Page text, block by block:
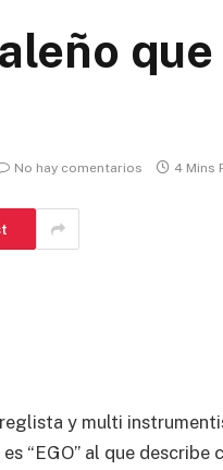
No hay comentarios 4 Mins
y multi
“EGO” al que describe